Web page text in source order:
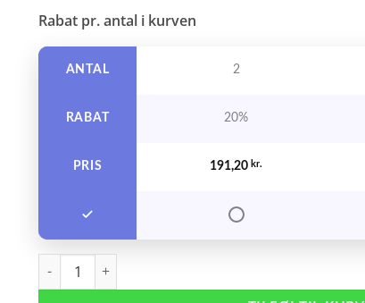
Rabat pr. antal i kurven
ANTAL
RABAT
PRIS
2
20%
191,20 kr.
Unite Blow & Set Lotion 236 ml. antal